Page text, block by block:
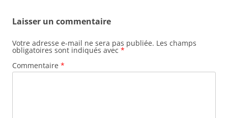
Laisser un commentaire
Votre adresse e-mail ne sera pas publiée. Les champs
obligatoires sont indiqués avec *
Commentaire *